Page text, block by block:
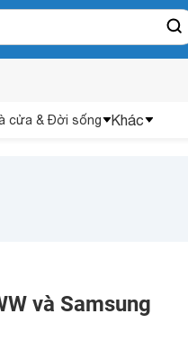
cửa & Đời sống Khác
và Samsung